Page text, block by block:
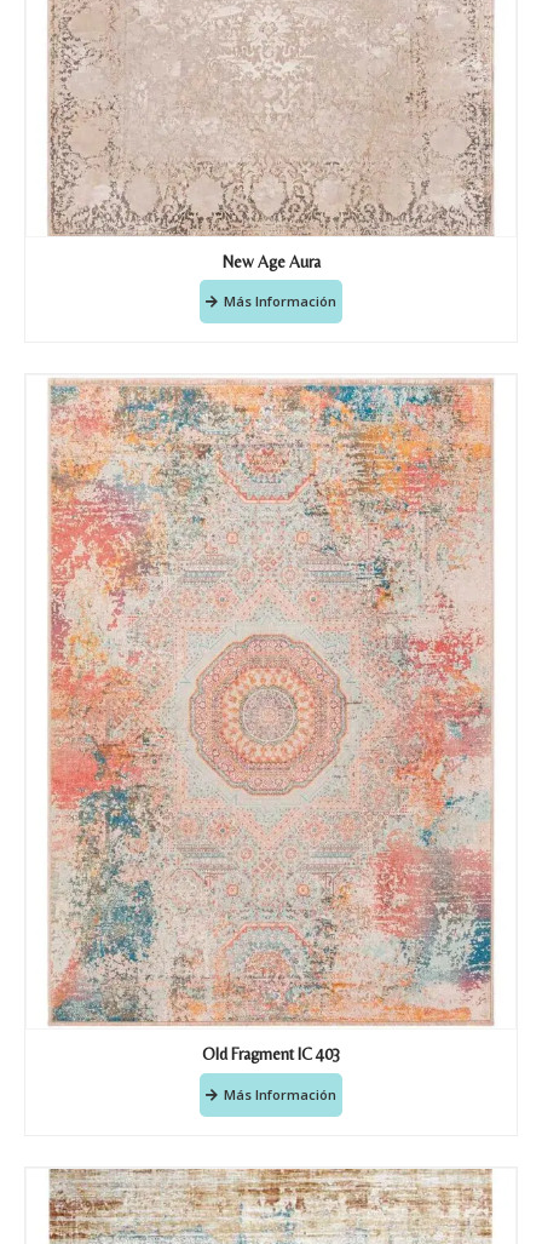
New Age Aura
Más Información
Old Fragment IC 403
Más Información
Acuerdo RGPD*
Doy mi consentimiento para que
esta web almacene la
información que envío para que
puedan responder a mi petición.
Recibir mi oferta